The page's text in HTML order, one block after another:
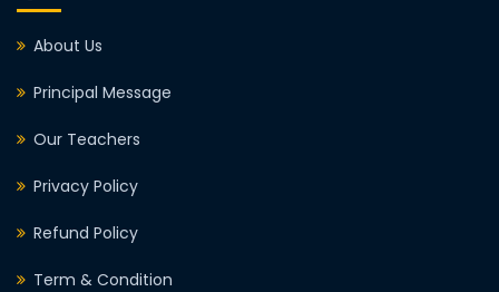
About Us
Principal Message
Our Teachers
Privacy Policy
Refund Policy
Term & Condition